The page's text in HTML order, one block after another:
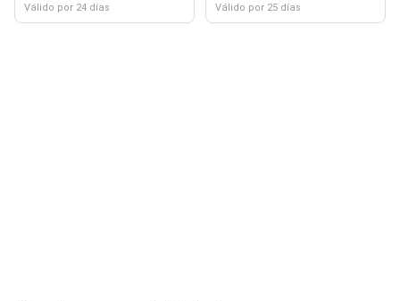
Válido por 24 días Válido por 25 días